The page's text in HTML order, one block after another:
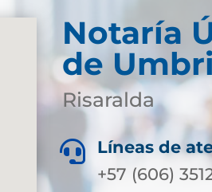
Notaría
de
Risaralda

Líneas de
+57 (606)